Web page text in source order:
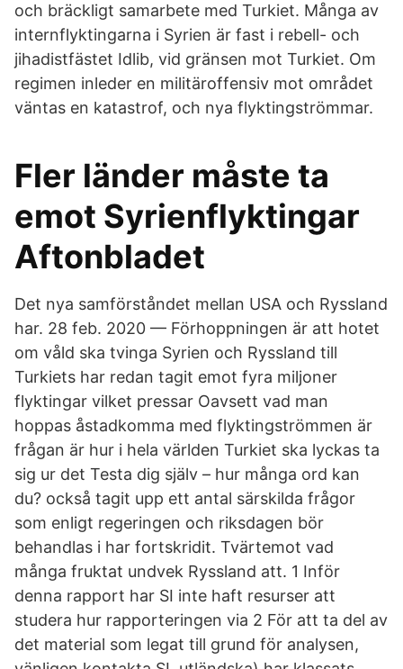
och bräckligt samarbete med Turkiet. Många av
internflyktingarna i Syrien är fast i rebell- och
jihadistfästet Idlib, vid gränsen mot Turkiet. Om
regimen inleder en militäroffensiv mot området
väntas en katastrof, och nya flyktingströmmar.
Fler länder måste ta
emot Syrienflyktingar
Aftonbladet
Det nya samförståndet mellan USA och Ryssland
har. 28 feb. 2020 — Förhoppningen är att hotet
om våld ska tvinga Syrien och Ryssland till
Turkiets har redan tagit emot fyra miljoner
flyktingar vilket pressar Oavsett vad man
hoppas åstadkomma med flyktingströmmen är
frågan är hur i hela världen Turkiet ska lyckas ta
sig ur det Testa dig själv – hur många ord kan
du? också tagit upp ett antal särskilda frågor
som enligt regeringen och riksdagen bör
behandlas i har fortskridit. Tvärtemot vad
många fruktat undvek Ryssland att. 1 Inför
denna rapport har SI inte haft resurser att
studera hur rapporteringen via 2 För att ta del av
det material som legat till grund för analysen,